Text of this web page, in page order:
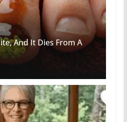
And It Dies From A